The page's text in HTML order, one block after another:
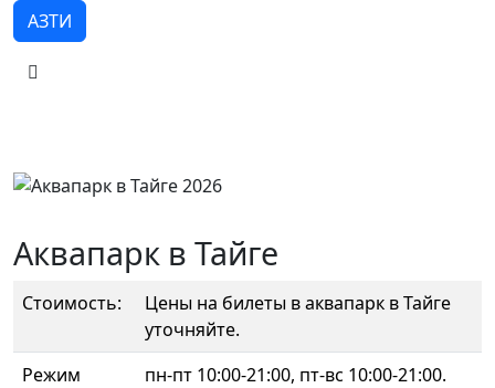
АЗТИ
Аквапарк в Тайге
Стоимость:
Цены на билеты в аквапарк в Тайге
уточняйте.
Режим
пн-пт 10:00-21:00, пт-вс 10:00-21:00.